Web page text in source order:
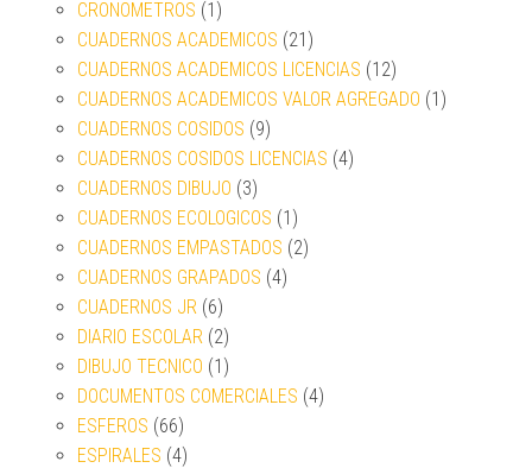
CRONOMETROS (1)
CUADERNOS ACADEMICOS (21)
CUADERNOS ACADEMICOS LICENCIAS (12)
CUADERNOS ACADEMICOS VALOR AGREGADO (1)
CUADERNOS COSIDOS (9)
CUADERNOS COSIDOS LICENCIAS (4)
CUADERNOS DIBUJO (3)
CUADERNOS ECOLOGICOS (1)
CUADERNOS EMPASTADOS (2)
CUADERNOS GRAPADOS (4)
CUADERNOS JR (6)
DIARIO ESCOLAR (2)
DIBUJO TECNICO (1)
DOCUMENTOS COMERCIALES (4)
ESFEROS (66)
ESPIRALES (4)